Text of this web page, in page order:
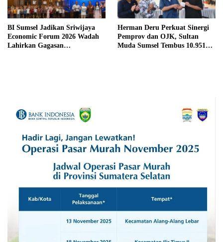
BI Sumsel Jadikan Sriwijaya
Economic Forum 2026 Wadah
Lahirkan Gagasan
Herman Deru Perkuat Sinergi
Pemprov dan OJK, Sultan
Muda Sumsel Tembus 10.951